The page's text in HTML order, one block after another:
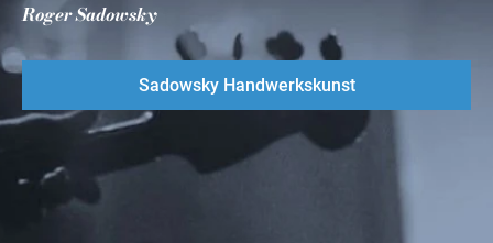
Roger Sadowsky
Sadowsky Handwerkskunst